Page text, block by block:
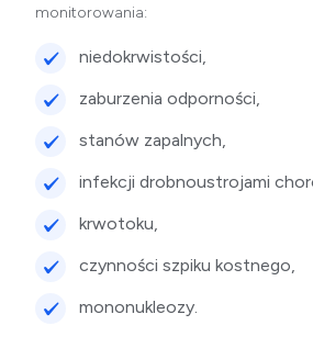
monitorowania:
niedokrwistości,
zaburzenia odporności,
stanów zapalnych,
infekcji drobnoustrojami
krwotoku,
czynności szpiku kostnego,
mononukleozy.